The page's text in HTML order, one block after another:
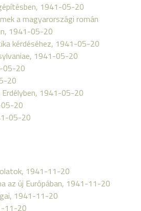
1941-05-20
a magyarországi román
1941-05-20
kérdéséhez, 1941-05-20
1941-05-20
05-20
20
Erdélyben, 1941-05-20
20
05-20
1941-11-20
az új Európában, 1941-11-20
1941-11-20
11-20